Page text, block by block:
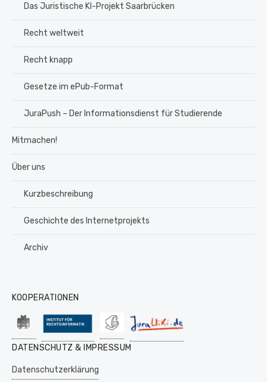
Das Juristische KI-Projekt Saarbrücken
Recht weltweit
Recht knapp
Gesetze im ePub-Format
JuraPush – Der Informationsdienst für Studierende
Mitmachen!
Über uns
Kurzbeschreibung
Geschichte des Internetprojekts
Archiv
KOOPERATIONEN
DATENSCHUTZ & IMPRESSUM
Datenschutzerklärung